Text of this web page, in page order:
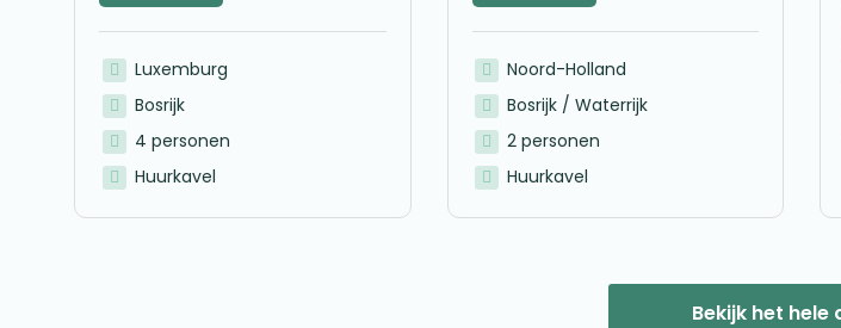
Luxemburg
Bosrijk
4 personen
Huurkavel
Noord-Holland
Bosrijk / Waterrijk
2 personen
Huurkavel
Bekijk het hele